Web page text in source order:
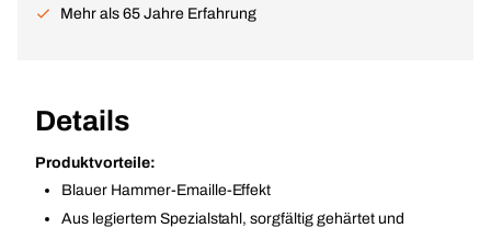
Mehr als 65 Jahre Erfahrung
Details
Produktvorteile:
Blauer Hammer-Emaille-Effekt
Aus legiertem Spezialstahl, sorgfältig gehärtet und